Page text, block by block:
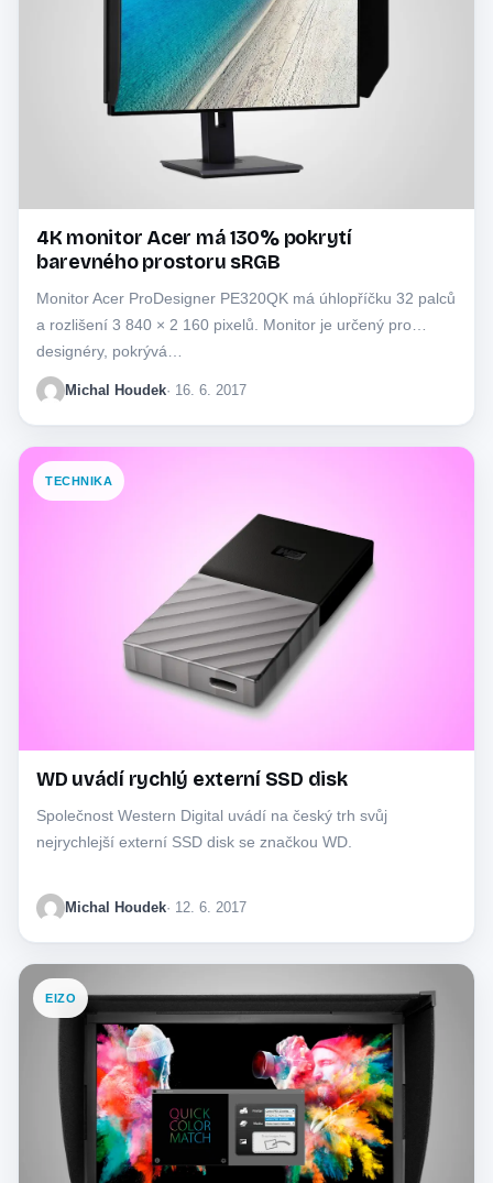
4K monitor Acer má 130% pokrytí
barevného prostoru sRGB
Monitor Acer ProDesigner PE320QK má úhlopříčku 32 palců
a rozlišení 3 840 × 2 160 pixelů. Monitor je určený pro
designéry, pokrývá…
Michal Houdek· 16. 6. 2017
TECHNIKA
WD uvádí rychlý externí SSD disk
Společnost Western Digital uvádí na český trh svůj
nejrychlejší externí SSD disk se značkou WD.
Michal Houdek· 12. 6. 2017
EIZO